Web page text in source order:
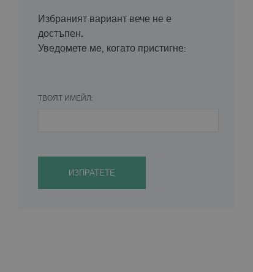
Избраният вариант вече не е
достъпен.
Уведомете ме, когато пристигне:
ТВОЯТ ИМЕЙЛ:
ИЗПРАТЕТЕ